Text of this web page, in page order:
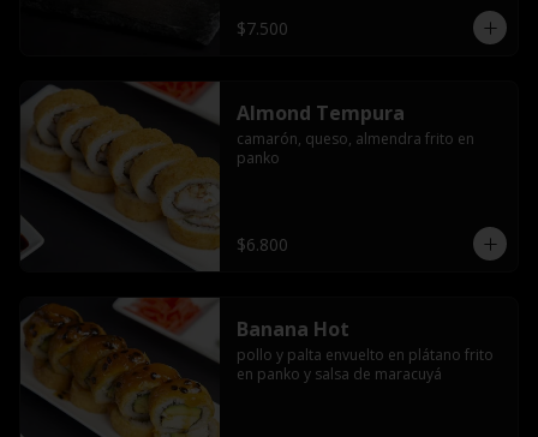
$7.500
Almond Tempura
camarón, queso, almendra frito en
panko
$6.800
Banana Hot
pollo y palta envuelto en plátano frito
en panko y salsa de maracuyá